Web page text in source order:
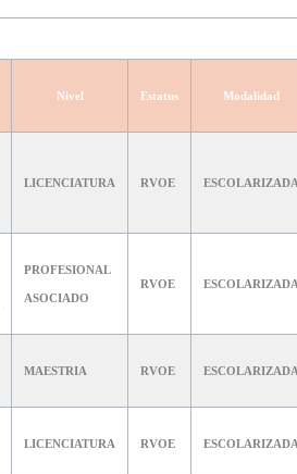
Nivel Estatus Modalidad
LICENCIATURA RVOE ESCOLARIZADA
PROFESIONAL
ASOCIADO
RVOE ESCOLARIZADA
MAESTRIA RVOE ESCOLARIZADA
LICENCIATURA RVOE ESCOLARIZADA